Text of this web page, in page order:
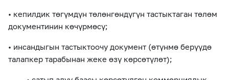
• кепилдик төгүмдүн төлөнгөндүгүн тастыктаган төлөм
документинин көчүрмөсү;
• инсандыгын тастыктоочу документ (өтүнмө берүүдө
талапкер тарабынан жеке өзү көрсөтүлөт);